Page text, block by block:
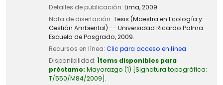
Detalles de publicación: Lima,2009
Nota de disertación: Tesis (Maestra en Ecología y
Gestión Ambiental) -- Universidad Ricardo Palma.
Escuela de Posgrado, 2009.
Recursos en línea: Clic para acceso en línea
Disponibilidad: Ítems disponibles para
préstamo: Mayorazgo (1) Signatura topográfica:
T/550/M84/2009 .